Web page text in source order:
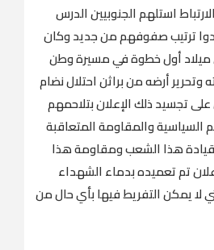
فك الارتباط استلهم الجنوبيين الدرس
ترتيب صفوفهم من جديد وكان
ميلاد أول خطوة في مسيرة وطن
أرضه من براثن احتلال نضام
تجسيد ذلك الإعلان بتلاحمهم
والمقاومة المتعاقبة
هذا الشعب ومقاومة هذا
تم تعميده بدماء الشهداء
والتي لا يمكن التفريط فيها بأي حال من